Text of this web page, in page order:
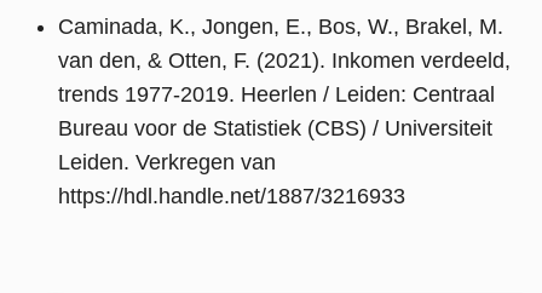
Caminada, K., Jongen, E., Bos, W., Brakel, M.
van den, & Otten, F. (2021). Inkomen verdeeld,
trends 1977-2019. Heerlen / Leiden: Centraal
Bureau voor de Statistiek (CBS) / Universiteit
Leiden. Verkregen van
https://hdl.handle.net/1887/3216933